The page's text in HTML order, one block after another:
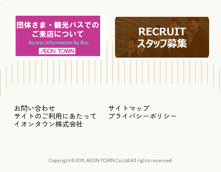
お問い合わせ
サイトマップ
サイトのご利用にあたって
プライバシーポリシー
イオンタウン株式会社
Copyright © 2011, AEON TOWN Co.,Ltd.All rights reserved.